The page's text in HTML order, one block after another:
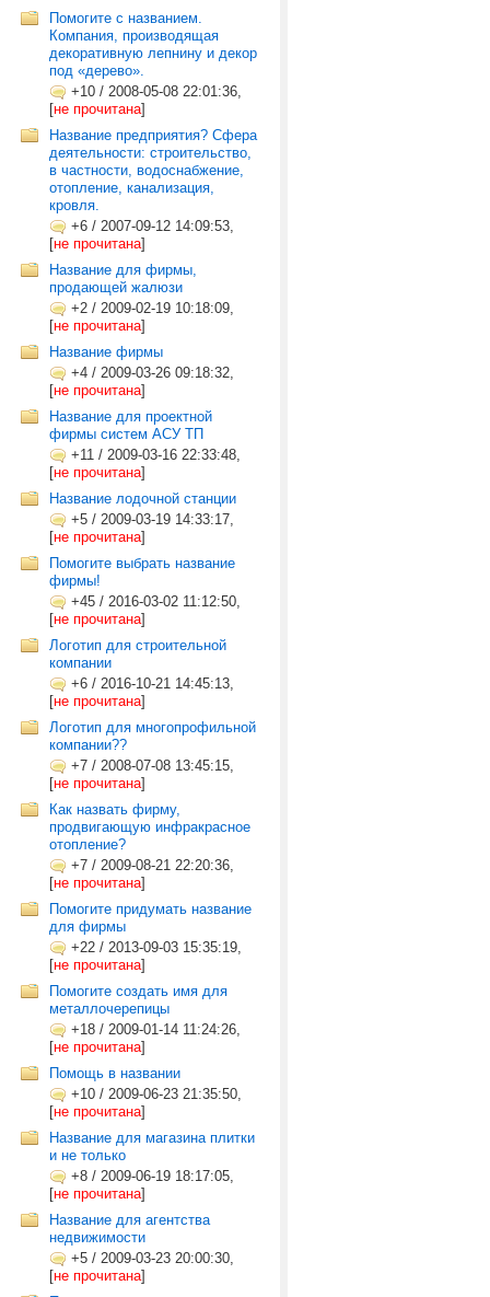
Помогите с названием.
Компания, производящая
декоративную лепнину и декор
под «дерево».
+10 / 2008-05-08 22:01:36,
[не прочитана]
Название предприятия? Сфера
деятельности: строительство,
в частности, водоснабжение,
отопление, канализация,
кровля.
+6 / 2007-09-12 14:09:53,
[не прочитана]
Название для фирмы,
продающей жалюзи
+2 / 2009-02-19 10:18:09,
[не прочитана]
Название фирмы
+4 / 2009-03-26 09:18:32,
[не прочитана]
Название для проектной
фирмы систем АСУ ТП
+11 / 2009-03-16 22:33:48,
[не прочитана]
Название лодочной станции
+5 / 2009-03-19 14:33:17,
[не прочитана]
Помогите выбрать название
фирмы!
+45 / 2016-03-02 11:12:50,
[не прочитана]
Логотип для строительной
компании
+6 / 2016-10-21 14:45:13,
[не прочитана]
Логотип для многопрофильной
компании??
+7 / 2008-07-08 13:45:15,
[не прочитана]
Как назвать фирму,
продвигающую инфракрасное
отопление?
+7 / 2009-08-21 22:20:36,
[не прочитана]
Помогите придумать название
для фирмы
+22 / 2013-09-03 15:35:19,
[не прочитана]
Помогите создать имя для
металлочерепицы
+18 / 2009-01-14 11:24:26,
[не прочитана]
Помощь в названии
+10 / 2009-06-23 21:35:50,
[не прочитана]
Название для магазина плитки
и не только
+8 / 2009-06-19 18:17:05,
[не прочитана]
Название для агентства
недвижимости
+5 / 2009-03-23 20:00:30,
[не прочитана]